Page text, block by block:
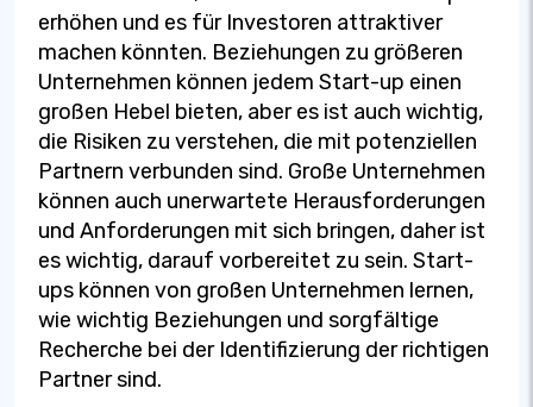
erhöhen und es für Investoren attraktiver
machen könnten. Beziehungen zu größeren
Unternehmen können jedem Start-up einen
großen Hebel bieten, aber es ist auch wichtig,
die Risiken zu verstehen, die mit potenziellen
Partnern verbunden sind. Große Unternehmen
können auch unerwartete Herausforderungen
und Anforderungen mit sich bringen, daher ist
es wichtig, darauf vorbereitet zu sein. Start-
ups können von großen Unternehmen lernen,
wie wichtig Beziehungen und sorgfältige
Recherche bei der Identifizierung der richtigen
Partner sind.